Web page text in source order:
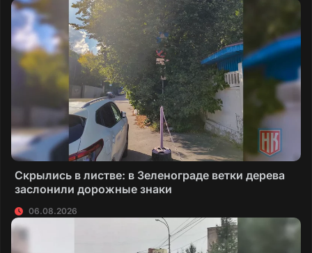
Скрылись в листве: в Зеленограде ветки дерева
заслонили дорожные знаки
06.08.2026